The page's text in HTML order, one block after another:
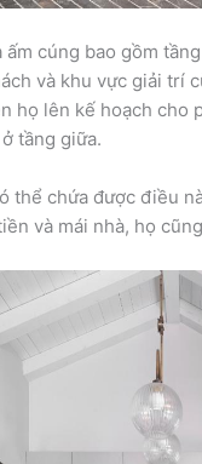
cúng bao gồm
và khu vực giải trí
họ lên kế hoạch
tầng giữa.
thể chứa được điều
và mái nhà, họ